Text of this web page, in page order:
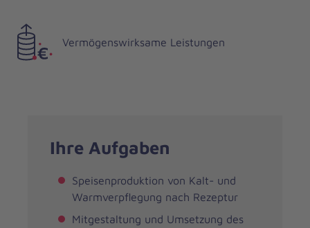
Vermögenswirksame Leistungen
Ihre Aufgaben
Speisenproduktion von Kalt- und
Warmverpflegung nach Rezeptur
Mitgestaltung und Umsetzung des